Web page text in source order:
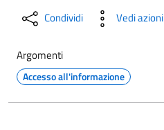
Condividi Vedi azioni
Argomenti
Accesso all'informazione